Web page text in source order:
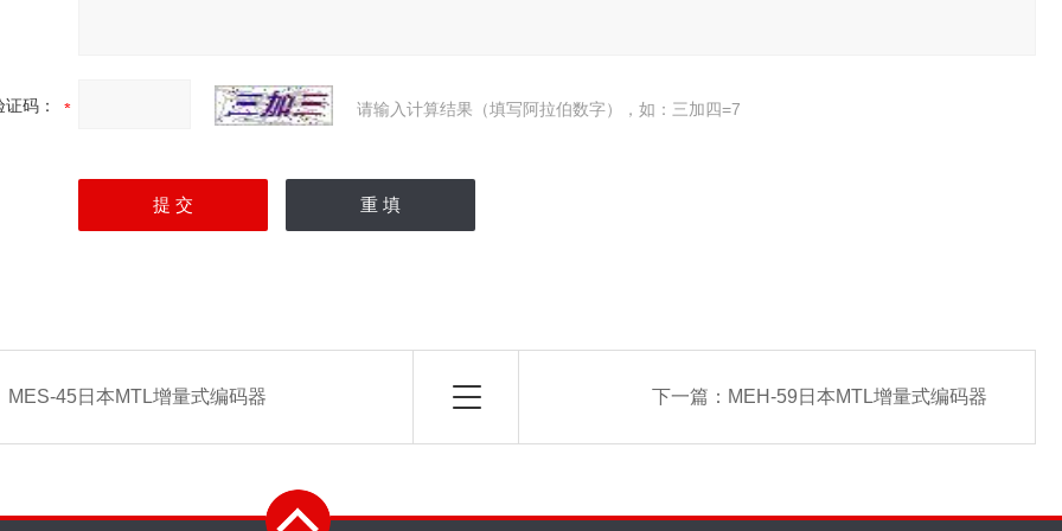
证码： 请输入计算结果（填写阿拉伯数字），如：三加四=7
MES-45日本MTL增量式编码器 下一篇： MEH-59日本MTL增量式编码器